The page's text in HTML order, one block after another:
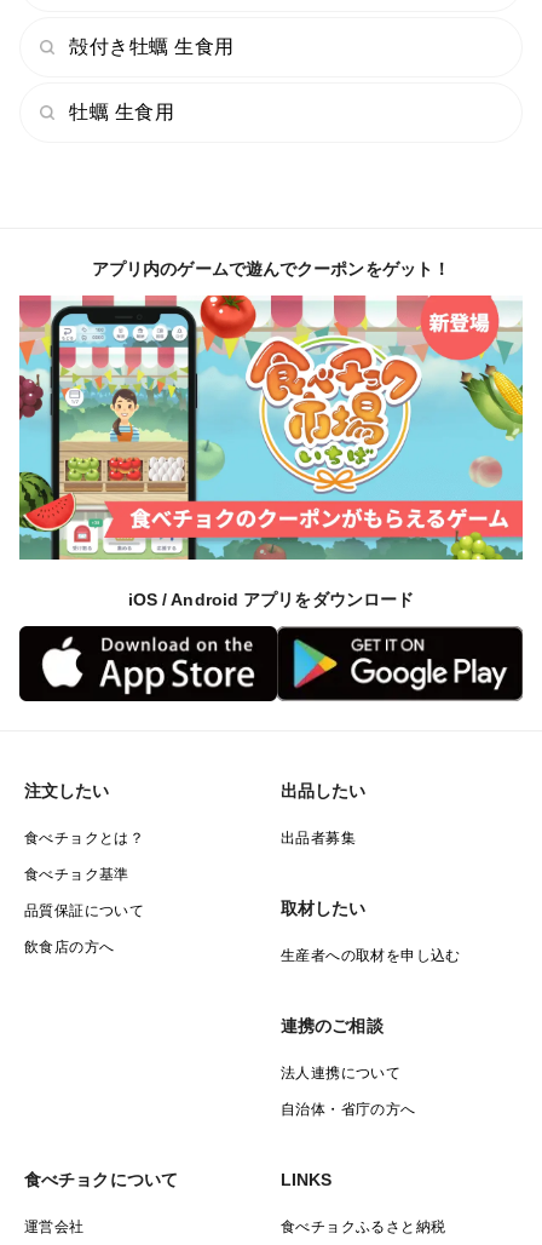
全国有数の牡蠣の産地、広島県呉市音戸町の中野水産
モットーに、美味しさにも、食の安全・安心にも徹底的
＜味＞
最初から最後まで浄化海水を使用している美浄生牡蠣
は、調理しても縮みが少なく大きくプリプリのまま風味
豊か。特殊な洗浄機にかけている為、水でサッと洗うだ
けでお召し上がりいただけます。
プリプリ食感で風味豊かな甘い旨みがじゅわっと溢れる
美浄生牡蠣は、蒸して、ソテーや汁物で、どんな調理に
もよく合います。レモンと合わせてシンプルにいただく
のも絶品です。
臭みがなく甘みいっぱいだから、これまで牡蠣を食べら
れなかった方も美浄生牡蠣なら食べられるというお声を
＜栽培のこだわり・産地の特徴＞
広島県が指定する清浄海域「音戸の瀬戸」沖で、綺麗な
日のベストなものを発送しています。
殻付き牡蠣 生食用
牡蠣 生食用
アプリ内のゲームで遊んでクーポンをゲット！
iOS / Android アプリをダウンロード
注文したい
食べチョクとは？
食べチョク基準
品質保証について
飲食店の方へ
出品したい
出品者募集
取材したい
生産者への取材を申し込む
連携のご相談
法人連携について
自治体・省庁の方へ
食べチョクについて
運営会社
LINKS
食べチョクふるさと納税